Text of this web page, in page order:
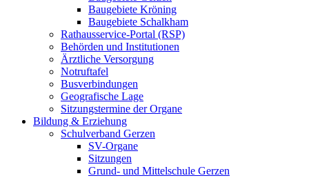
Baugebiete Kröning
Baugebiete Schalkham
Rathausservice-Portal (RSP)
Behörden und Institutionen
Ärztliche Versorgung
Notruftafel
Busverbindungen
Geografische Lage
Sitzungstermine der Organe
Bildung & Erziehung
Schulverband Gerzen
SV-Organe
Sitzungen
Grund- und Mittelschule Gerzen